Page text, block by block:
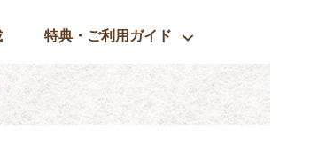
特典・ご利用ガイド